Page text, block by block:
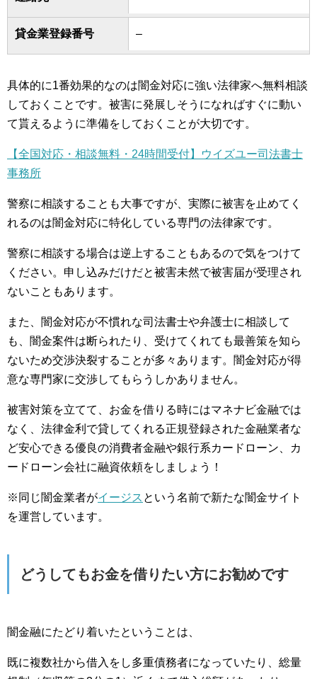
貸金業登録番号 –
具体的に1番効果的なのは闇金対応に強い法律家へ無料相談
しておくことです。被害に発展しそうになればすぐに動い
て貰えるように準備をしておくことが大切です。
【全国対応・相談無料・24時間受付】ウイズユー司法書士
事務所
警察に相談することも大事ですが、実際に被害を止めてく
れるのは闇金対応に特化している専門の法律家です。
警察に相談する場合は逆上することもあるので気をつけて
ください。申し込みだけだと被害未然で被害届が受理され
ないこともあります。
また、闇金対応が不慣れな司法書士や弁護士に相談して
も、闇金案件は断られたり、受けてくれても最善策を知ら
ないため交渉決裂することが多々あります。闇金対応が得
意な専門家に交渉してもらうしかありません。
被害対策を立てて、お金を借りる時にはマネナビ金融では
なく、法律金利で貸してくれる正規登録された金融業者な
ど安心できる優良の消費者金融や銀行系カードローン、カ
ードローン会社に融資依頼をしましょう！
※同じ闇金業者がイージス という名前で新たな闇金サイト
を運営しています。
どうしてもお金を借りたい方にお勧めです
闇金融にたどり着いたということは、
既に複数社から借入をし多重債務者になっていたり、総量